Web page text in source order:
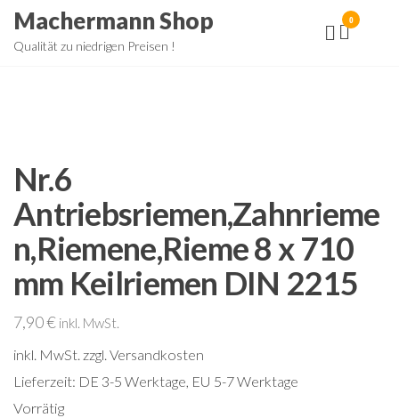
ZumMachermann Shop
Qualität zu niedrigen Preisen !
0
Nr.6
Antriebsriemen,Zahnrieme
n,Riemene,Rieme 8 x 710
mm Keilriemen DIN 2215
7,90€ inkl. MwSt.
inkl. MwSt. zzgl. Versandkosten
Lieferzeit: DE 3-5 Werktage, EU 5-7 Werktage
Vorrätig